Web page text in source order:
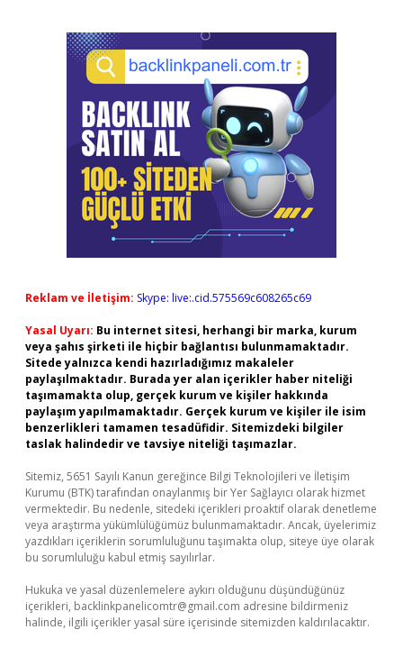
Reklam ve İletişim: Skype: live:.cid.575569c608265c69
Yasal Uyarı: Bu internet sitesi, herhangi bir marka, kurum
veya şahıs şirketi ile hiçbir bağlantısı bulunmamaktadır.
Sitede yalnızca kendi hazırladığımız makaleler
paylaşılmaktadır. Burada yer alan içerikler haber niteliği
taşımamakta olup, gerçek kurum ve kişiler hakkında
paylaşım yapılmamaktadır. Gerçek kurum ve kişiler ile isim
benzerlikleri tamamen tesadüfidir. Sitemizdeki bilgiler
taslak halindedir ve tavsiye niteliği taşımazlar.
Sitemiz, 5651 Sayılı Kanun gereğince Bilgi Teknolojileri ve İletişim
Kurumu (BTK) tarafından onaylanmış bir Yer Sağlayıcı olarak hizmet
vermektedir. Bu nedenle, sitedeki içerikleri proaktif olarak denetleme
veya araştırma yükümlülüğümüz bulunmamaktadır. Ancak, üyelerimiz
yazdıkları içeriklerin sorumluluğunu taşımakta olup, siteye üye olarak
bu sorumluluğu kabul etmiş sayılırlar.
Hukuka ve yasal düzenlemelere aykırı olduğunu düşündüğünüz
içerikleri, backlinkpanelicomtr@gmail.com adresine bildirmeniz
halinde, ilgili içerikler yasal süre içerisinde sitemizden kaldırılacaktır.